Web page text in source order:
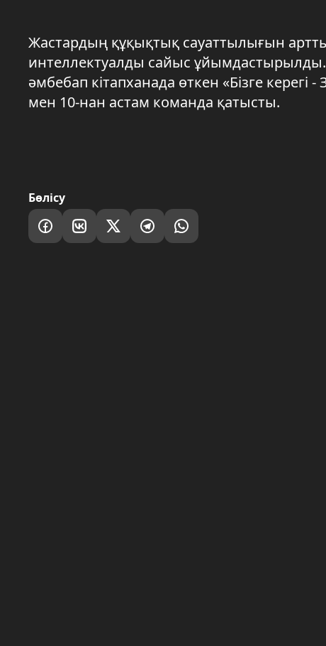
Жастардың құқықтық сауаттылығын
интеллектуалды сайыс
әмбебап кітапханада өткен «Бізге
мен 10-нан астам команда қатысты.
Бөлісу